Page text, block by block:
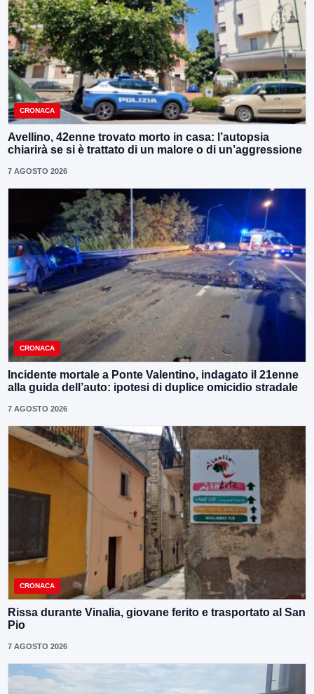
CRONACA
Avellino, 42enne trovato morto in casa: l’autopsia
chiarirà se si è trattato di un malore o di un’aggressione
7 AGOSTO 2026
CRONACA
Incidente mortale a Ponte Valentino, indagato il 21enne
alla guida dell’auto: ipotesi di duplice omicidio stradale
7 AGOSTO 2026
CRONACA
Rissa durante Vinalia, giovane ferito e trasportato al San
Pio
7 AGOSTO 2026